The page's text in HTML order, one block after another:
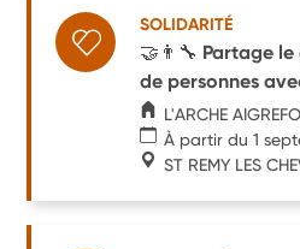
SOLIDARITÉ
🤝👨‍🔧 Partage
de personnes
L'ARCHE
À partir du 1
ST REMY LES